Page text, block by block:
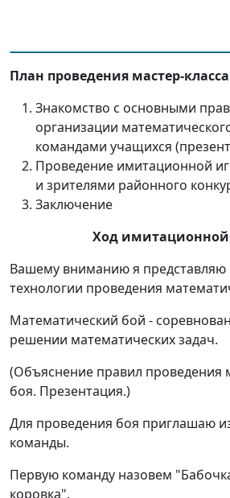
План проведения мастер-
Знакомство с основными
организации
командами учащихся
Проведение имитационной
и зрителями районного
Заключение
Ход
Вашему вниманию я представляю
технологии проведения
Математический бой -
решении математических задач.
(Объяснение правил проведения
боя. Презентация.)
Для проведения боя приглашаю
команды.
Первую команду назовем
коровка".